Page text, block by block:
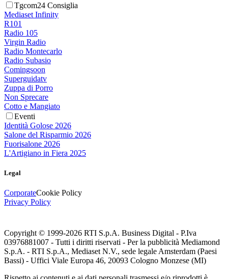
Tgcom24 Consiglia
Mediaset Infinity
R101
Radio 105
Virgin Radio
Radio Montecarlo
Radio Subasio
Comingsoon
Superguidatv
Zuppa di Porro
Non Sprecare
Cotto e Mangiato
Eventi
Identità Golose 2026
Salone del Risparmio 2026
Fuorisalone 2026
L'Artigiano in Fiera 2025
Legal
CorporateCookie Policy
Privacy Policy
Copyright © 1999-2026 RTI S.p.A. Business Digital - P.Iva
03976881007 - Tutti i diritti riservati - Per la pubblicità Mediamond
S.p.A. - RTI S.p.A., Mediaset N.V., sede legale Amsterdam (Paesi
Bassi) - Uffici Viale Europa 46, 20093 Cologno Monzese (MI)